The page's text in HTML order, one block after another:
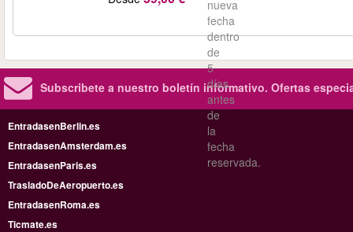
nueva
fecha
dentro
de
5
días
antes
de
la
fecha
reservada.
Subscribete a nuestro boletín informativo. Ofertas
EntradasenBerlin.es
EntradasenAmsterdam.es
EntradasenParis.es
TrasladoDeAeropuerto.es
EntradasenRoma.es
Ticmate.es